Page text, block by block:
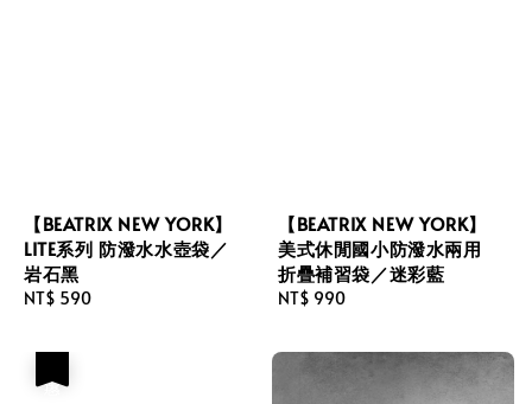
【BEATRIX NEW YORK】
LITE系列 防潑水水壺袋／
岩石黑
Regular
NT$ 590
【BEATRIX NEW YORK】
美式休閒國小防潑水兩用
折疊補習袋／迷彩藍
Regular
NT$ 990